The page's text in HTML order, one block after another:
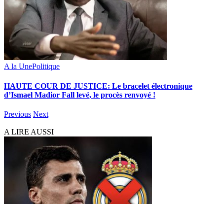
A la UnePolitique
HAUTE COUR DE JUSTICE: Le bracelet électronique
d’Ismael Madior Fall levé, le procès renvoyé !
Previous Next
A LIRE AUSSI